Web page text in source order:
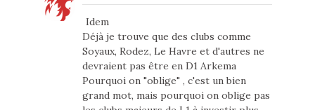
Idem
Déjà je trouve que des clubs comme
Soyaux, Rodez, Le Havre et d'autres ne
devraient pas être en D1 Arkema
Pourquoi on "oblige" , c'est un bien
grand mot, mais pourquoi on oblige pas